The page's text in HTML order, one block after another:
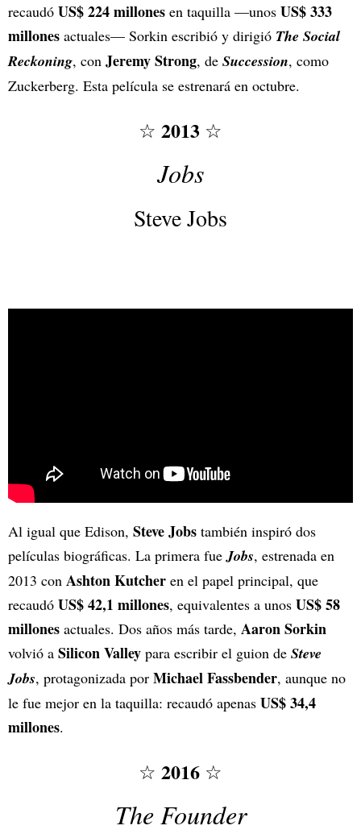
recaudó US$ 224 millones en taquilla —unos US$ 333
millones actuales— Sorkin escribió y dirigió The Social
Reckoning, con Jeremy Strong, de Succession, como
Zuckerberg. Esta película se estrenará en octubre.
☆ 2013 ☆
Jobs
Steve Jobs
Al igual que Edison, Steve Jobs también inspiró dos
películas biográficas. La primera fueJobs, estrenada en
2013 con Ashton Kutcher en el papel principal, que
recaudó US$ 42,1 millones, equivalentes a unos US$ 58
millones actuales. Dos años más tarde, Aaron Sorkin
volvió a Silicon Valley para escribir el guion de Steve
Jobs, protagonizada por Michael Fassbender, aunque no
le fue mejor en la taquilla: recaudó apenas US$ 34,4
millones.
☆ 2016 ☆
The Founder